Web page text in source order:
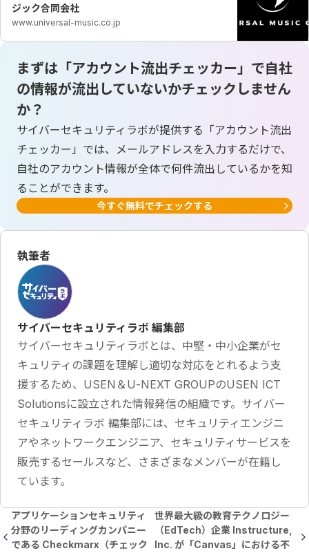
ジック合同会社
www.universal-music.co.jp
まずは「アカウント流出チェッカー」で自社
の情報が流出していないかチェックしません
か？
サイバーセキュリティラボが提供する「アカウント流出
チェッカー」では、メールアドレスを入力するだけで、
自社のアカウント情報が全体で何件流出しているかを知
ることができます。
今すぐ無料でチェックする
執筆者
サイバーセキュリティラボ 編集部
サイバーセキュリティラボとは、中堅・中小企業がセ
キュリティの課題を理解し適切な対応をとれるよう支
援するため、USEN＆U-NEXT GROUPのUSEN ICT
Solutionsに設立された情報発信の組織です。サイバー
セキュリティラボ 編集部には、セキュリティエンジニ
アやネットワークエンジニア、セキュリティサービスを
販売するセールスなど、さまざまなメンバーが在籍し
ています。
アプリケーションセキュリティ
分野のリーディングカンパニー
である Checkmarx（チェック
世界最大級の教育テクノロジー
（EdTech）企業 Instructure,
Inc. が「Canvas」における不